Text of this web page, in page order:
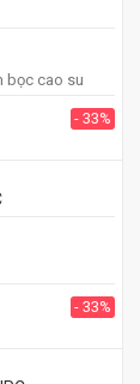
bọc cao su
- 33%
- 33%